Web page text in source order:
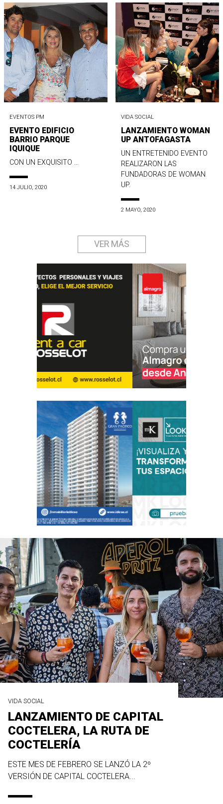
EVENTOS PM
EVENTO EDIFICIO
BARRIO PARQUE
IQUIQUE
CON UN EXQUISITO ...
14 JULIO, 2020
VIDA SOCIAL
LANZAMIENTO WOMAN
UP ANTOFAGASTA
UN ENTRETENIDO EVENTO
REALIZARON LAS
FUNDADORAS DE WOMAN
UP.
2 MAYO, 2020
VER MÁS
VIDA SOCIAL
LANZAMIENTO DE CAPITAL
COCTELERA, LA RUTA DE
COCTELERÍA
ESTE MES DE FEBRERO SE LANZÓ LA 2º
VERSIÓN DE CAPITAL COCTELERA...